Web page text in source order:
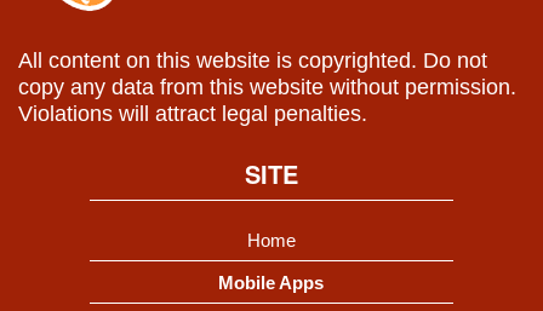
All content on this website is copyrighted. Do not
copy any data from this website without permission.
Violations will attract legal penalties.
SITE
Home
Mobile Apps